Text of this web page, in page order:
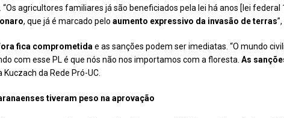
. “Os agricultores familiares já são beneficiados pela lei há anos [lei
, que já é marcado pelo aumento expressivo da invasão de terras
fica comprometida e as sanções podem ser imediatas. “O mundo
com esse PL é que nós não nos importamos com a floresta. As
da Rede Pró-UC.
tiveram peso na aprovação